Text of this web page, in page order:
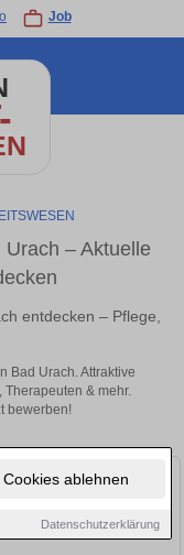
Cookies ablehnen
Datenschutzerklärung
Job
– Aktuelle
entdecken – Pflege,
Bad Urach. Attraktive
Therapeuten & mehr.
bewerben!